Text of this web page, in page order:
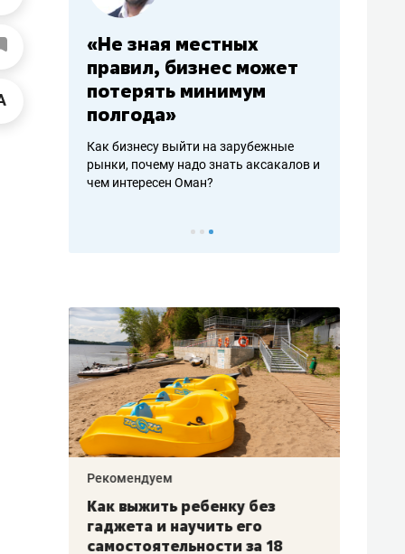
работа «Не зная местных
правил, бизнес может
потерять минимум
полгода»
Как бизнесу выйти на зарубежные
рынки, почему надо знать аксакалов и
чем интересен Оман?
–
Рекомендуем
Как выжить ребенку без
гаджета и научить его
самостоятельности за 18